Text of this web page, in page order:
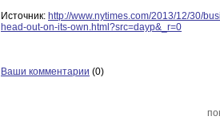
Источник: http://www.nytimes.com/2013/12/30/
head-out-on-its-own.html?src=dayp&_r=0
Ваши комментарии (0)